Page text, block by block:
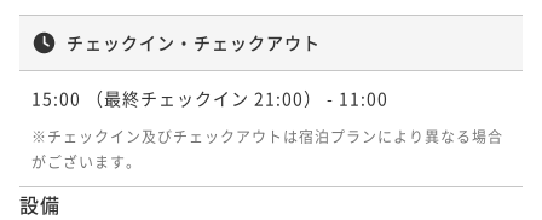
チェックイン・チェックアウト
15:00 （最終チェックイン 21:00） - 11:00
※チェックイン及びチェックアウトは宿泊プランにより異なる場合
がございます。
設備